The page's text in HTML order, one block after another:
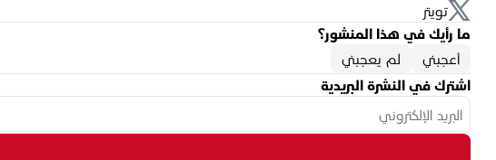
تويتر
ما رأيك في هذا المنشور؟
أعجبني
لم يعجبني
اشترك في النشرة البريدية